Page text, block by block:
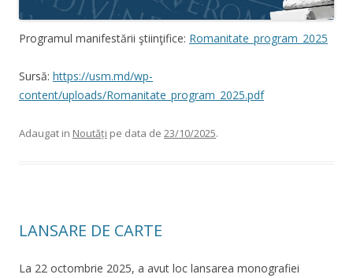
Programul manifestării ştiinţifice: Romanitate_program_2025
Sursă: https://usm.md/wp-
content/uploads/Romanitate_program_2025.pdf
Adaugat in Noutăți pe data de 23/10/2025.
LANSARE DE CARTE
La 22 octombrie 2025, a avut loc lansarea monografiei